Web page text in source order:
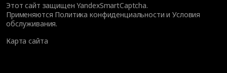
Этот сайт защищен YandexSmartCaptcha.
Применяются Политика конфиденциальности иУсловия
обслуживания.
Карта сайта